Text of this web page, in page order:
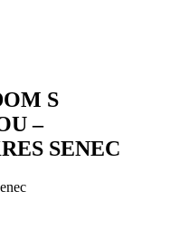
S
–
SENEC